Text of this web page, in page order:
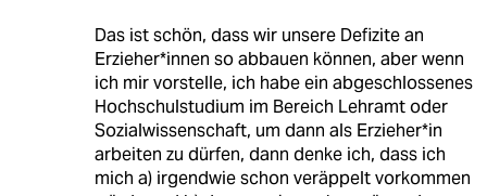
Das ist schön, dass wir unsere Defizite an
Erzieher*innen so abbauen können, aber wenn
ich mir vorstelle, ich habe ein abgeschlossenes
Hochschulstudium im Bereich Lehramt oder
Sozialwissenschaft, um dann als Erzieher*in
arbeiten zu dürfen, dann denke ich, dass ich
mich a) irgendwie schon veräppelt vorkommen